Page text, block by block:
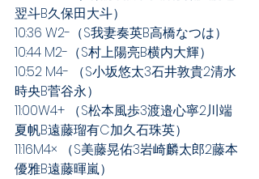
翌斗B久保田大斗）
10:36 W2-（S我妻奏英B高橋なつは）
10:44 M2-（S村上陽亮B横内大輝）
10:52 M4- （S小坂悠太3石井敦貴2清水
時央B菅谷永）
11:00W4+ （S松本風歩3渡邉心寧2川端
夏帆B遠藤瑠有C加久石珠英）
11:16M4× （S美藤晃佑3岩崎麟太郎2藤本
優雅B遠藤暉嵐）